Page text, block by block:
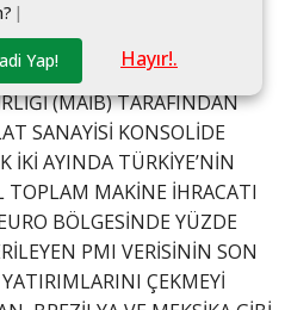
#
? |
Yap!
Hayır!.
(MAİB) TARAFINDAN
SANAYİSİ KONSOLİDE
İKİ AYINDA TÜRKİYE’NİN
TOPLAM MAKİNE İHRACATI
BÖLGESİNDE YÜZDE
PMI VERİSİNİN SON
ÇEKMEYİ